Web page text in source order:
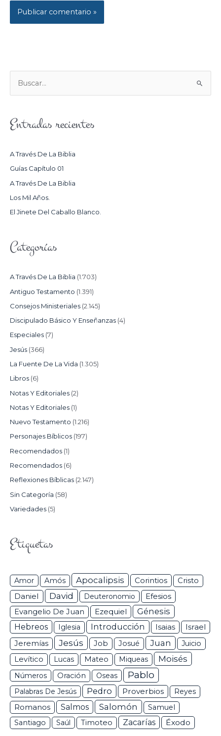
U
C
R
:
Entradas recientes
A Través De La Biblia
Guías Capítulo 01
A Través De La Biblia
Los Mil Años.
El Jinete Del Caballo Blanco.
Categorías
A Través De La Biblia (1.703)
Antiguo Testamento (1.391)
Consejos Ministeriales (2.145)
Discipulado Básico Y Enseñanzas (4)
Especiales (7)
Jesús (366)
La Fuente De La Vida (1.305)
Libros (6)
Notas Y Editoriales (2)
Notas Y Editoriales (1)
Nuevo Testamento (1.216)
Personajes Bíblicos (197)
Recomendados (1)
Recomendados (6)
Reflexiones Bíblicas (2.147)
Sin Categoría (58)
Variedades (5)
Etiquetas
Amor Amós Apocalipsis Corintios Cristo
Daniel David Deuteronomio Efesios
Evangelio De Juan Ezequiel
Génesis
Hebreos
Iglesia Introducción Isaias Israel
Jeremías Jesús Job Josué Juan
Juicio
Levítico
Lucas Mateo Miqueas Moisés
Números Oración Oseas Pablo
Palabras De Jesús Pedro Proverbios Reyes
Romanos Salmos Salomón
Samuel
Santiago
Saúl Timoteo Zacarías Éxodo